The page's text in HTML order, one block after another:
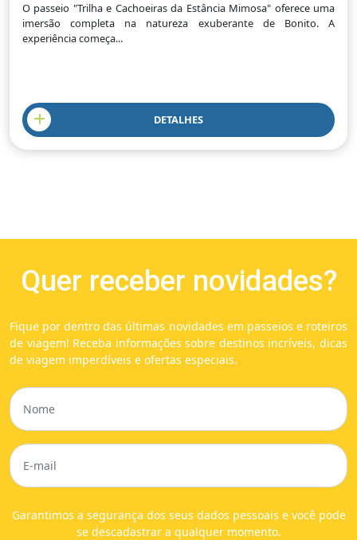
O passeio "Trilha e Cachoeiras da Estância Mimosa" oferece uma
imersão completa na natureza exuberante de Bonito. A
experiência começa...
DETALHES
Quer receber novidades?
Fique por dentro das últimas novidades em passeios e roteiros
de viagem! Receba informações sobre destinos incríveis, dicas
de viagem imperdíveis e ofertas especiais.
Garantimos a segurança dos seus dados pessoais e você pode
se descadastrar a qualquer momento.